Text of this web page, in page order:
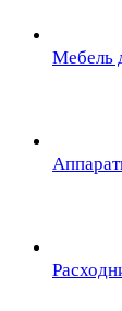
Мебель